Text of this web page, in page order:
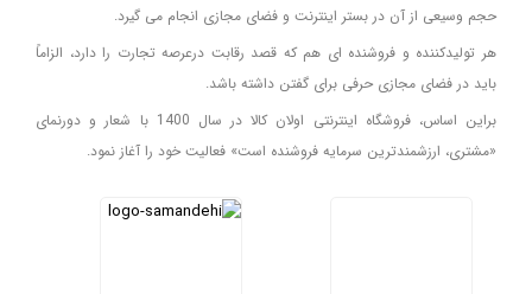
حجم وسیعی از آن در بستر اینترنت و فضای مجازی انجام می گیرد.
هر تولیدکننده و فروشنده ای هم که قصد رقابت درعرصه تجارت را دارد، الزاماً
باید در فضای مجازی حرفی برای گفتن داشته باشد.
براین اساس، فروشگاه اینترنتی اولان کالا در سال 1400 با شعار و دورنمای
«مشتری، ارزشمندترین سرمایه فروشنده است» فعالیت خود را آغاز نمود.